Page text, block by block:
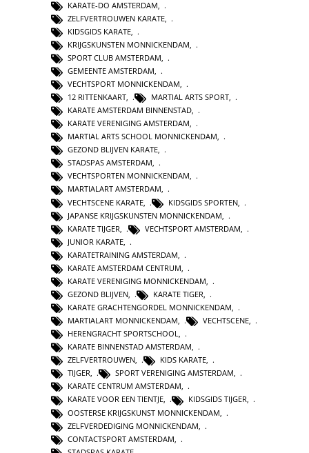
KARATE-DO AMSTERDAM
ZELFVERTROUWEN KARATE
KIDSGIDS KARATE
KRIJGSKUNSTEN MONNICKENDAM
SPORT CLUB AMSTERDAM
GEMEENTE AMSTERDAM
VECHTSPORT MONNICKENDAM
12 RITTENKAART, MARTIAL ARTS SPORT,
KARATE AMSTERDAM BINNENSTAD,
KARATE VERENIGING AMSTERDAM,
MARTIAL ARTS SCHOOL MONNICKENDAM,
GEZOND BLIJVEN KARATE,
STADSPAS AMSTERDAM,
VECHTSPORTEN MONNICKENDAM,
MARTIALART AMSTERDAM,
VECHTSCENE KARATE
KIDSGIDS SPORTEN
JAPANSE KRIJGSKUNSTEN MONNICKENDAM
KARATE TIJGER
VECHTSPORT AMSTERDAM
JUNIOR KARATE
KARATETRAINING AMSTERDAM
KARATE AMSTERDAM CENTRUM
KARATE VERENIGING MONNICKENDAM
GEZOND BLIJVEN
KARATE TIGER
KARATE GRACHTENGORDEL MONNICKENDAM,
MARTIALART MONNICKENDAM, VECHTSCENE,
HERENGRACHT SPORTSCHOOL,
KARATE BINNENSTAD AMSTERDAM,
ZELFVERTROUWEN, KIDS KARATE,
TIJGER, SPORT VERENIGING AMSTERDAM,
KARATE CENTRUM AMSTERDAM,
KARATE VOOR EEN TIENTJE, KIDSGIDS TIJGER,
OOSTERSE KRIJGSKUNST MONNICKENDAM
ZELFVERDEDIGING MONNICKENDAM
CONTACTSPORT AMSTERDAM